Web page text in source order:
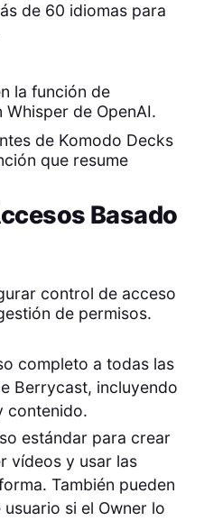
de 60 idiomas para
la función de
de OpenAI.
de Komodo Decks
que resume
Basado
control de acceso
de permisos.
completo a todas las
Berrycast, incluyendo
contenido.
estándar para crear
vídeos y usar las
También pueden
si el Owner lo